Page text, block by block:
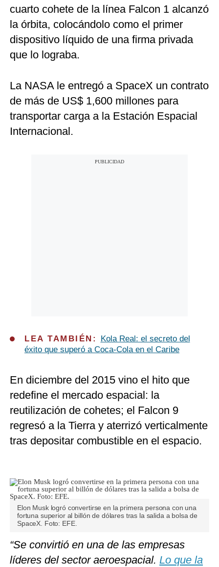
cuarto cohete de la línea Falcon 1 alcanzó
la órbita, colocándolo como el primer
dispositivo líquido de una firma privada
que lo lograba.
La NASA le entregó a SpaceX un contrato
de más de US$ 1,600 millones para
transportar carga a la Estación Espacial
Internacional.
LEA TAMBIÉN:
Kola Real: el secreto del
éxito que superó a Coca-Cola en el Caribe
En diciembre del 2015 vino el hito que
redefine el mercado espacial: la
reutilización de cohetes; el Falcon 9
regresó a la Tierra y aterrizó verticalmente
tras depositar combustible en el espacio.
Elon Musk logró convertirse en la primera persona con una
fortuna superior al billón de dólares tras la salida a bolsa de
SpaceX. Foto: EFE.
“Se convirtió en una de las empresas
líderes del sector aeroespacial. Lo que la